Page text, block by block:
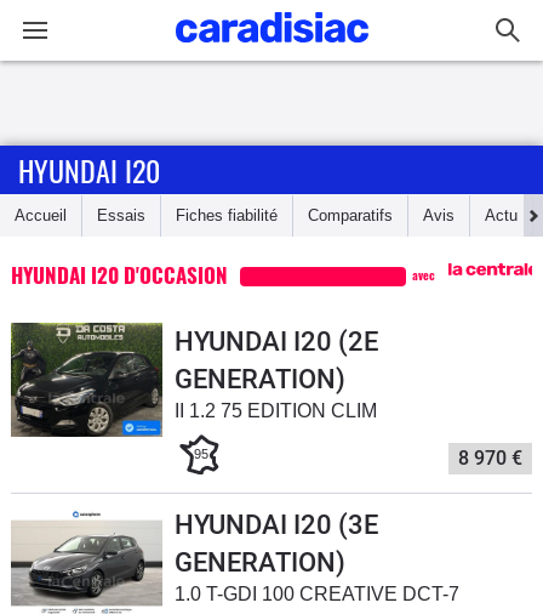
Accueil
Guide
d'achat
Utilitaires
Flottes
Auto
HYUNDAI I20
Accueil Essais Fiches fiabilité Comparatifs Avis Actu
HYUNDAI I20 D'OCCASION avec
HYUNDAI I20 (2E
GENERATION)
II 1.2 75 EDITION CLIM
95 8 970 €
HYUNDAI I20 (3E
GENERATION)
1.0 T-GDI 100 CREATIVE DCT-7